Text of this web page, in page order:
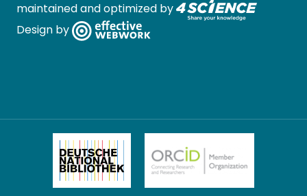
maintained and optimized by
Design by